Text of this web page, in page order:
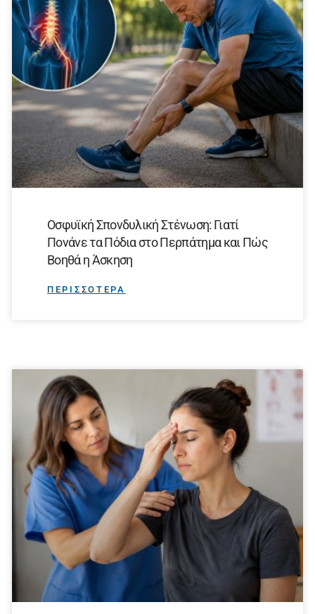
Οσφυϊκή Σπονδυλική Στένωση: Γιατί
Πονάνε τα Πόδια στο Περπάτημα και Πώς
Βοηθά η Άσκηση
ΠΕΡΙΣΣΟΤΕΡΑ